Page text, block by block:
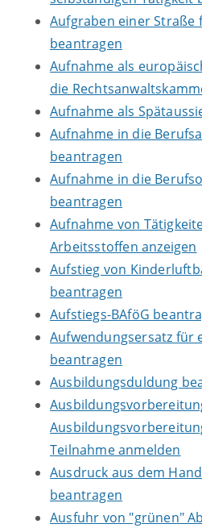
Aufgraben einer Straße
beantragen
Aufnahme als
die
Aufnahme als
Aufnahme in die
beantragen
Aufnahme in die
beantragen
Aufnahme von
Arbeitsstoffen anzeigen
Aufstieg von
beantragen
Aufstiegs-BAföG
Aufwendungsersatz für
beantragen
Ausbildungsduldung
Teilnahme anmelden
Ausdruck aus dem
beantragen
Ausfuhr von "grünen"